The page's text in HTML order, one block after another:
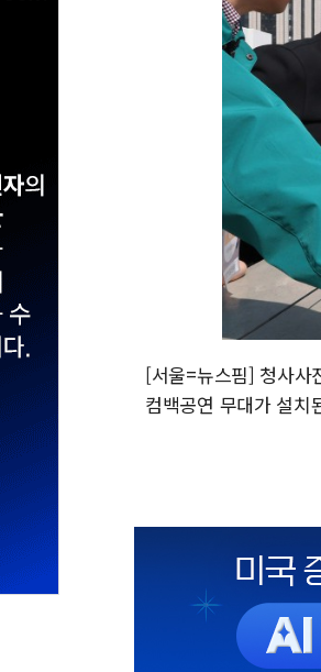
[서울=뉴스핌] 청사사
컴백공연 무대가 설